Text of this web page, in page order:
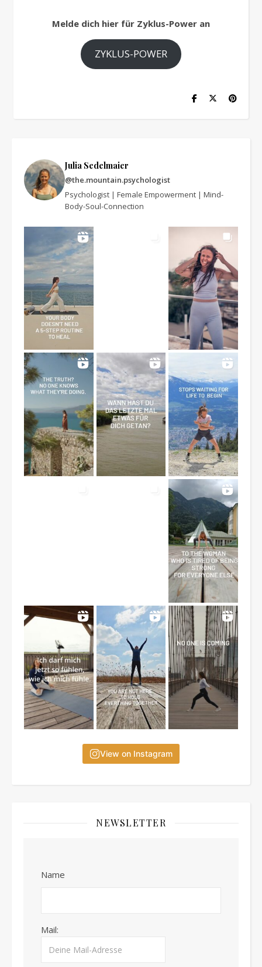
Melde dich hier für Zyklus-Power an
ZYKLUS-POWER
Julia Sedelmaier
@the.mountain.psychologist
Psychologist | Female Empowerment | Mind-
Body-Soul-Connection
View on Instagram
NEWSLETTER
Name
Mail: